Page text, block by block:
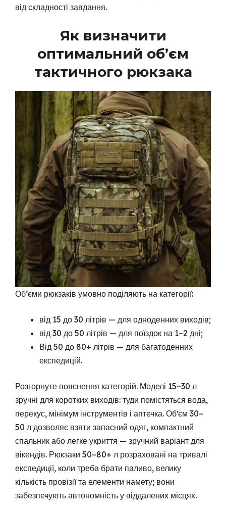
від складності завдання.
Як визначити
оптимальний об’єм
тактичного рюкзака
Об’єми рюкзаків умовно поділяють на категорії:
від 15 до 30 літрів — для одноденних виходів;
від 30 до 50 літрів — для поїздок на 1–2 дні;
Від 50 до 80+ літрів — для багатоденних
експедицій.
Розгорнуте пояснення категорій. Моделі 15–30 л
зручні для коротких виходів: туди помістяться вода,
перекус, мінімум інструментів і аптечка. Обʼєм 30–
50 л дозволяє взяти запасний одяг, компактний
спальник або легке укриття — зручний варіант для
вікендів. Рюкзаки 50–80+ л розраховані на тривалі
експедиції, коли треба брати паливо, велику
кількість провізії та елементи намету; вони
забезпечують автономність у віддалених місцях.